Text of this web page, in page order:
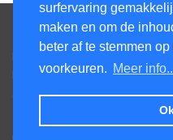
surfervaring
maken en om de
beter af te stemmen
voorkeuren. Meer
Contacteer ons
Honsdonkstraat 25A
3120 Tremelo